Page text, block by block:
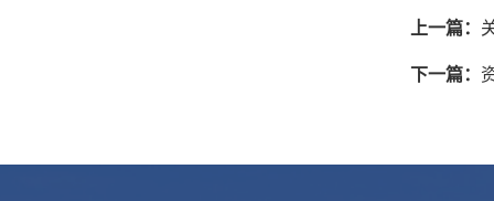
上一篇：
下一篇：